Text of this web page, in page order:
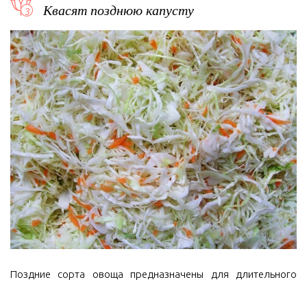
Квасят позднюю капусту
Поздние сорта овоща предназначены для длительного